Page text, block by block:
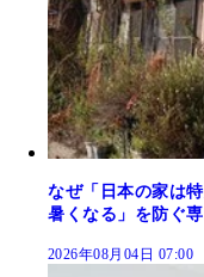
なぜ「日本の家は
暑くなる」を防ぐ
2026年08月04日 07:00